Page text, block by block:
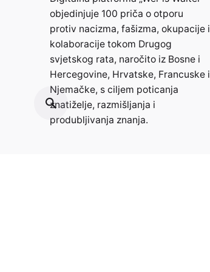
objedinjuje 100 priča o otporu
protiv nacizma, fašizma, okupacije i
kolaboracije tokom Drugog
svjetskog rata, naročito iz Bosne i
Hercegovine, Hrvatske, Francuske i
Njemačke, s ciljem poticanja
znatiželje, razmišljanja i
produbljivanja znanja.